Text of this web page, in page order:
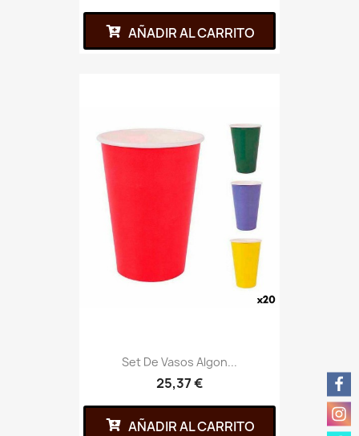
AÑADIR AL CARRITO
Set De Vasos Algon...
25,37 €
AÑADIR AL CARRITO